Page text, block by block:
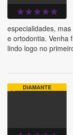
especialidades,
e ortodontia. Venha
lindo logo no
DIAMANTE